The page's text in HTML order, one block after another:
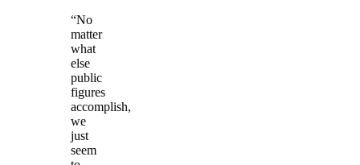
“No
matter
what
else
public
figures
accomplish,
we
just
seem